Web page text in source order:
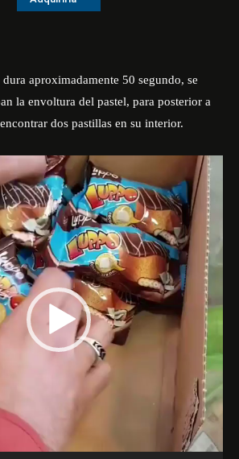
aproximadamente 50 segundo, se
la envoltura del pastel, para posterior a
dos pastillas en su interior.